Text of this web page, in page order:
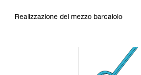
Realizzazione del mezzo barcaiolo